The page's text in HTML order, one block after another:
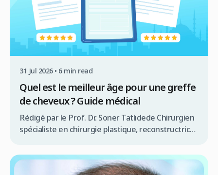
31 Jul 2026 • 6 min read
Quel est le meilleur âge pour une greffe
de cheveux ? Guide médical
Rédigé par le Prof. Dr. Soner Tatlıdede Chirurgien
spécialiste en chirurgie plastique, reconstructrice
Istanbul (22+ ans d’expérience clinique.
Déterminer le meilleur âge pour une greffe de